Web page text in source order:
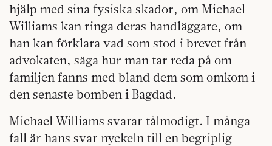
hjälp med sina fysiska skador, om ­Michael
Williams kan ringa deras handläggare, om
han kan förklara vad som stod i brevet från
advokaten, säga hur man tar reda på om
familjen fanns med bland dem som omkom i
den senaste bomben i Bagdad.
Michael Williams svarar tålmodigt. I många
fall är hans svar nyckeln till en begriplig